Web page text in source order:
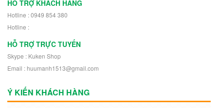
HỖ TRỢ KHÁCH HÀNG
Hotline : 0949 854 380
Hotline :
HỖ TRỢ TRỰC TUYẾN
Skype : Kuken Shop
Email : huumanh1513@gmail.com
Ý KIẾN KHÁCH HÀNG